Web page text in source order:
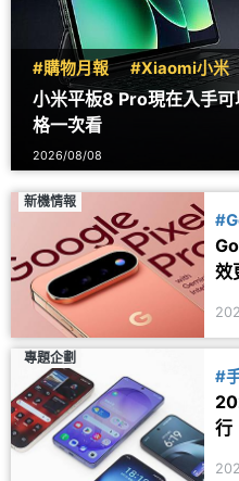
#購物月報 #Xiaomi小米
小米平板8 Pro現在入手
格一次看
2026/08/08
新機情報
效
專題企劃
#
行